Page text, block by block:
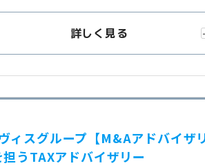
詳しく見る
ィスグループ【M&Aアドバイ
担うTAXアドバイザリー